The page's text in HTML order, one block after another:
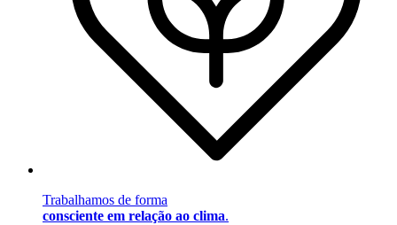
Trabalhamos de forma
consciente em relação ao clima.